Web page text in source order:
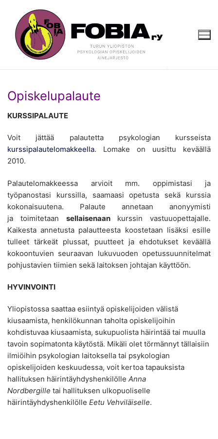
sisältöön
Opiskelupalaute
KURSSIPALAUTE
Voit jättää palautetta psykologian kursseista
kurssipalautelomakkeella. Lomake on uusittu keväällä
2010.
Palautelomakkeessa arvioit mm. oppimistasi ja
työpanostasi kurssilla, saamaasi opetusta sekä kurssia
kokonaisuutena. Palaute annetaan anonyymisti
ja toimitetaan sellaisenaan kurssin vastuuopettajalle.
Kaikesta annetusta palautteesta koostetaan lisäksi esille
tulleet tärkeät plussat, puutteet ja ehdotukset keväällä
kokoontuvien seuraavan lukuvuoden opetussuunnitelmat
pohjustavien tiimien sekä laitoksen johtajan käyttöön.
HYVINVOINTI
Yliopistossa saattaa esiintyä opiskelijoiden välistä
kiusaamista, henkilökunnan taholta opiskelijoihin
kohdistuvaa kiusaamista, sukupuolista häirintää tai muulla
tavoin sopimatonta käytöstä. Mikäli olet törmännyt tällaisiin
ilmiöihin psykologian laitoksella tai psykologian
opiskelijoiden keskuudessa, voit kertoa tapauksista
hallituksen häirintäyhdyshenkilölle Anna
Nordbergille tai hallituksen ulkopuoliselle
häirintäyhdyshenkilölle Eetu Vehviläiselle.